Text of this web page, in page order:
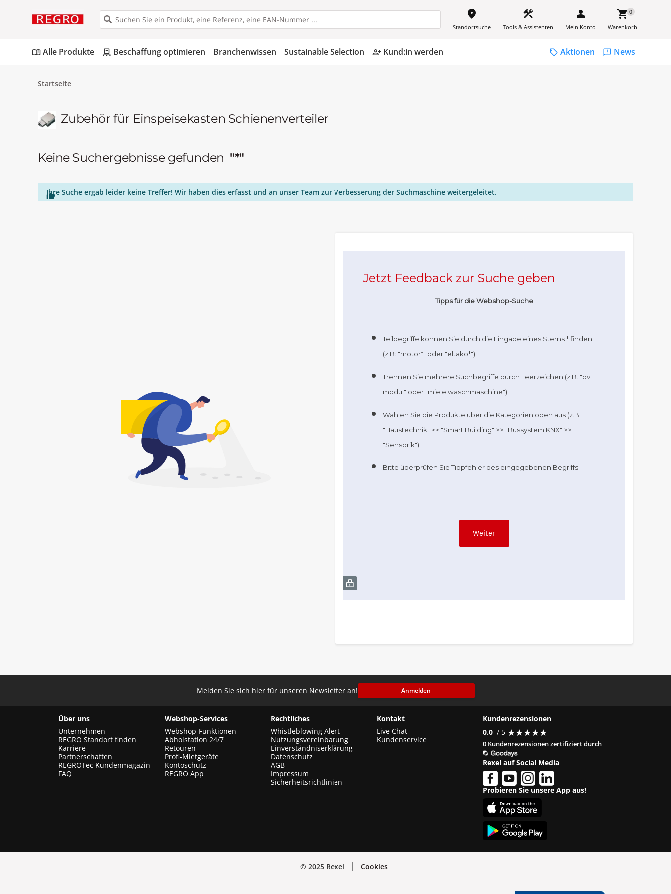
place
Standortsuche
construction
Tools & Assistenten
person
Mein Konto
shopping_cart0
Warenkorb
menu_bookAlle Produkte pallet Beschaffung optimieren Branchenwissen Sustainable Selection person_add_alt Kund:in werden sell Aktionen feedback News
Startseite
Zubehör für Einspeisekasten Schienenverteiler
Keine Suchergebnisse gefunden "*"

Ihre Suche ergab leider keine Treffer! Wir haben dies erfasst und an unser Team zur Verbesserung der Suchmaschine weitergeleitet.
Melden Sie sich hier für unseren Newsletter an! Anmelden
Über uns
Unternehmen
REGRO Standort finden
Karriere
Partnerschaften
REGROTec Kundenmagazin
FAQ
Webshop-Services
Webshop-Funktionen
Abholstation 24/7
Retouren
Profi-Mietgeräte
Kontoschutz
REGRO App
Rechtliches
Whistleblowing Alert
Nutzungsvereinbarung
Einverständniserklärung
Datenschutz
AGB
Impressum
Sicherheitsrichtlinien
Kontakt
Live Chat
Kundenservice
Kundenrezensionen
0.0 / 5 ★★★★★
★★★★★
0 Kundenrezensionen zertifiziert durch
Rexel auf Social Media
Probieren Sie unsere App aus!
© 2025 Rexel Cookies